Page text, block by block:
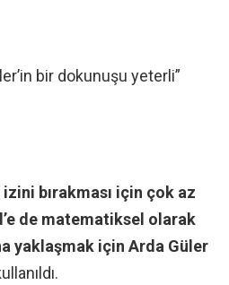
bir dokunuşu yeterli”
izini bırakması için çok az
de matematiksel olarak
yaklaşmak için Arda Güler